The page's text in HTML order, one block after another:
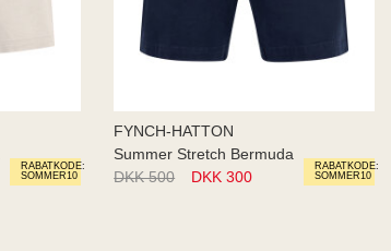
RABATKODE:
SOMMER10
RABATKODE:
SOMMER10
FYNCH-HATTON
Summer Stretch Bermuda
DKK 500
DKK 300